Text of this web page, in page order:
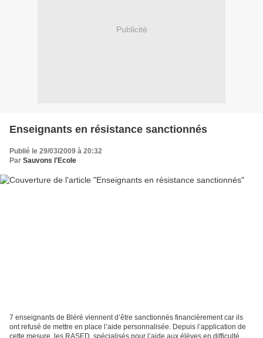
Publicité
Enseignants en résistance sanctionnés
Publié le 29/03/2009 à 20:32
Par Sauvons l'Ecole
7 enseignants de Bléré viennent d’être sanctionnés financièrement car ils
ont refusé de mettre en place l’aide personnalisée. Depuis l’application de
cette mesure, les RASED, spécialisés pour l’aide aux élèves en difficulté